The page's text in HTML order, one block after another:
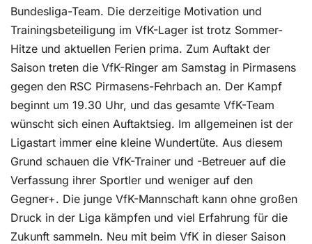
Bundesliga-Team. Die derzeitige Motivation und
Trainingsbeteiligung im VfK-Lager ist trotz Sommer-
Hitze und aktuellen Ferien prima. Zum Auftakt der
Saison treten die VfK-Ringer am Samstag in Pirmasens
gegen den RSC Pirmasens-Fehrbach an. Der Kampf
beginnt um 19.30 Uhr, und das gesamte VfK-Team
wünscht sich einen Auftaktsieg. Im allgemeinen ist der
Ligastart immer eine kleine Wundertüte. Aus diesem
Grund schauen die VfK-Trainer und -Betreuer auf die
Verfassung ihrer Sportler und weniger auf den
Gegner+. Die junge VfK-Mannschaft kann ohne großen
Druck in der Liga kämpfen und viel Erfahrung für die
Zukunft sammeln. Neu mit beim VfK in dieser Saison